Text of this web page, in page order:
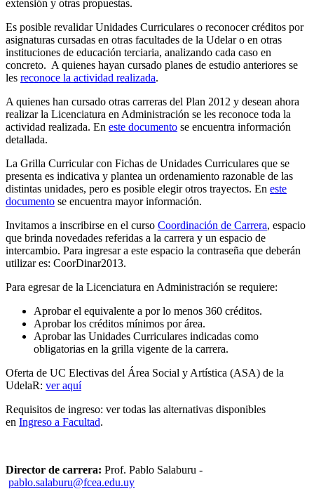
extensión y otras propuestas.
Es posible revalidar Unidades Curriculares o reconocer créditos por
asignaturas cursadas en otras facultades de la Udelar o en otras
instituciones de educación terciaria, analizando cada caso en
concreto. A quienes hayan cursado planes de estudio anteriores se
les reconoce la actividad realizada.
A quienes han cursado otras carreras del Plan 2012 y desean ahora
realizar la Licenciatura en Administración se les reconoce toda la
actividad realizada. En este documento se encuentra información
detallada.
La Grilla Curricular con Fichas de Unidades Curriculares que se
presenta es indicativa y plantea un ordenamiento razonable de las
distintas unidades, pero es posible elegir otros trayectos. En este
documento se encuentra mayor información.
Invitamos a inscribirse en el curso Coordinación de Carrera, espacio
que brinda novedades referidas a la carrera y un espacio de
intercambio. Para ingresar a este espacio la contraseña que deberán
utilizar es: CoorDinar2013.
Para egresar de la Licenciatura en Administración se requiere:
Aprobar el equivalente a por lo menos 360 créditos.
Aprobar los créditos mínimos por área.
Aprobar las Unidades Curriculares indicadas como
obligatorias en la grilla vigente de la carrera.
Oferta de UC Electivas del Área Social y Artística (ASA) de la
UdelaR: ver aquí
Requisitos de ingreso: ver todas las alternativas disponibles
en Ingreso a Facultad.
Director de carrera: Prof. Pablo Salaburu -
pablo.salaburu@fcea.edu.uy